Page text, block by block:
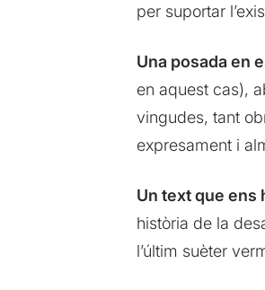
per suportar
Una posada en
en aquest cas),
vingudes, tant
expresament i
Un text que ens
història de la
l’últim suèter